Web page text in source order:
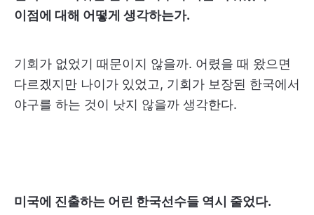
이점에 대해 어떻게 생각하는가.
기회가 없었기 때문이지 않을까. 어렸을 때 왔으면
다르겠지만 나이가 있었고, 기회가 보장된 한국에서
야구를 하는 것이 낫지 않을까 생각한다.
미국에 진출하는 어린 한국선수들 역시 줄었다.